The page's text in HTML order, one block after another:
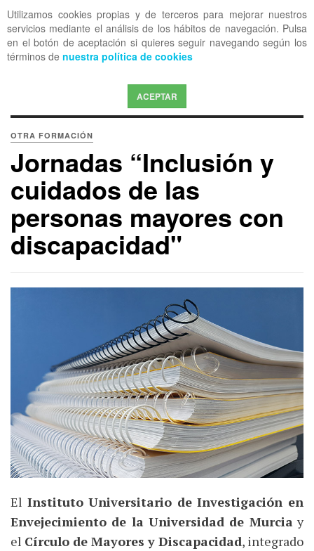
Utilizamos cookies propias y de terceros para mejorar nuestros
servicios mediante el análisis de los hábitos de navegación. Pulsa
en el botón de aceptación si quieres seguir navegando según los
términos de nuestra política de cookies
ACEPTAR
OFF CANVAS
OTRA FORMACIÓN
Jornadas “Inclusión y
cuidados de las
personas mayores con
discapacidad"
El Instituto Universitario de Investigación en
Envejecimiento de la Universidad de Murcia y
el Círculo de Mayores y Discapacidad, integrado